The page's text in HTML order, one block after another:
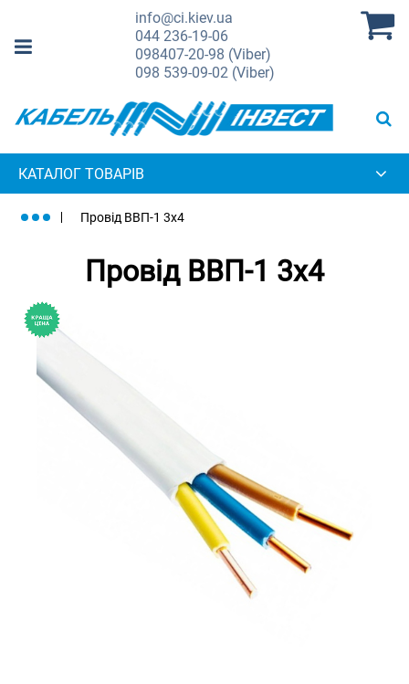
info@ci.kiev.ua
044236-19-06
098407-20-98 (Viber)
098 539-09-02 (Viber)
КАТАЛОГ ТОВАРІВ
Провід ВВП-1 3х4
Провід ВВП-1 3х4